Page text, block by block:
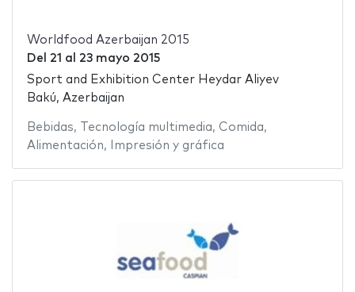
Worldfood Azerbaijan 2015
Del 21 al 23 mayo 2015
Sport and Exhibition Center Heydar Aliyev
Bakú, Azerbaijan
Bebidas, Tecnología multimedia, Comida,
Alimentación, Impresión y gráfica